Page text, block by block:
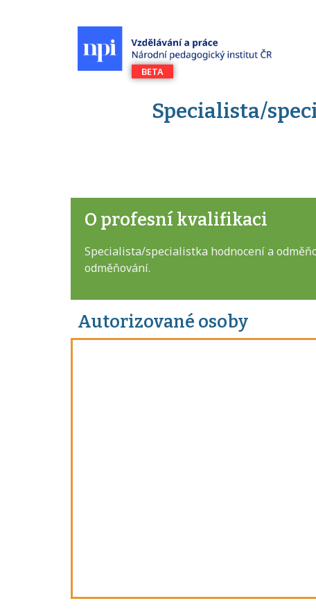
Specialista/
O profesní kvalifikaci
Specialista/specialistka hodnocení a
odměňování.
Autorizované osoby